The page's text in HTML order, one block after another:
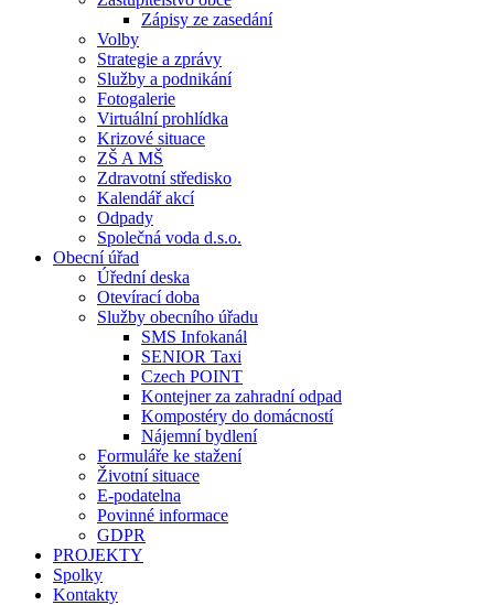
Zápisy ze zasedání
Volby
Strategie a zprávy
Služby a podnikání
Fotogalerie
Virtuální prohlídka
Krizové situace
ZŠ A MŠ
Zdravotní středisko
Kalendář akcí
Odpady
Společná voda d.s.o.
Obecní úřad
Úřední deska
Otevírací doba
Služby obecního úřadu
SMS Infokanál
SENIOR Taxi
Czech POINT
Kontejner za zahradní odpad
Kompostéry do domácností
Nájemní bydlení
Formuláře ke stažení
Životní situace
E-podatelna
Povinné informace
GDPR
PROJEKTY
Spolky
Kontakty